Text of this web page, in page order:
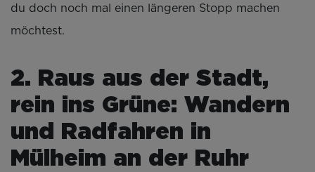
du doch noch mal einen längeren Stopp machen
möchtest.
2. Raus aus der Stadt,
rein ins Grüne: Wandern
und Radfahren in
Mülheim an der Ruhr